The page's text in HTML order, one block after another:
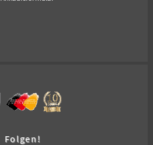
Folgen!